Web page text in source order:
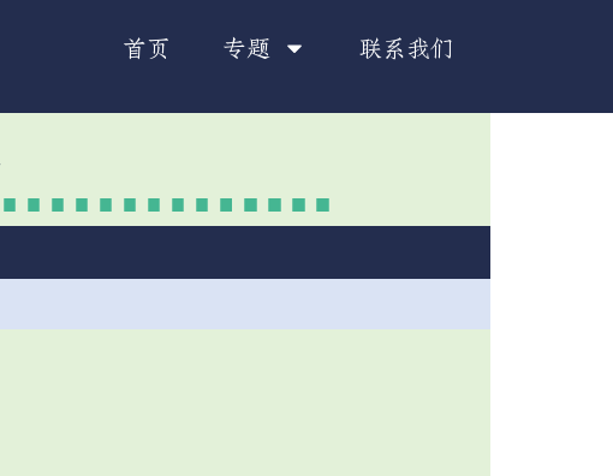
首页 专题 联系我们